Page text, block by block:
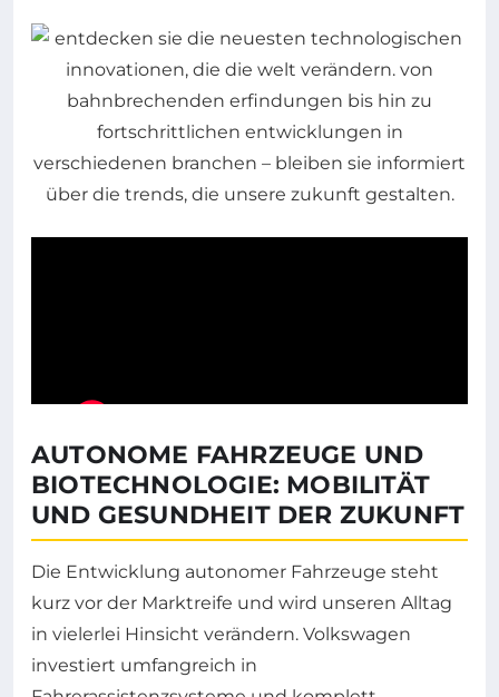
AUTONOME FAHRZEUGE UND
BIOTECHNOLOGIE: MOBILITÄT
UND GESUNDHEIT DER ZUKUNFT
Die Entwicklung autonomer Fahrzeuge steht
kurz vor der Marktreife und wird unseren Alltag
in vielerlei Hinsicht verändern. Volkswagen
investiert umfangreich in